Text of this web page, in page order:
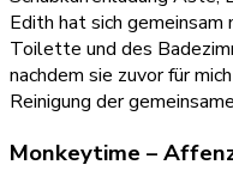
Edith hat sich
Toilette und des
nachdem sie zuvor für
Reinigung der
Monkeytime –